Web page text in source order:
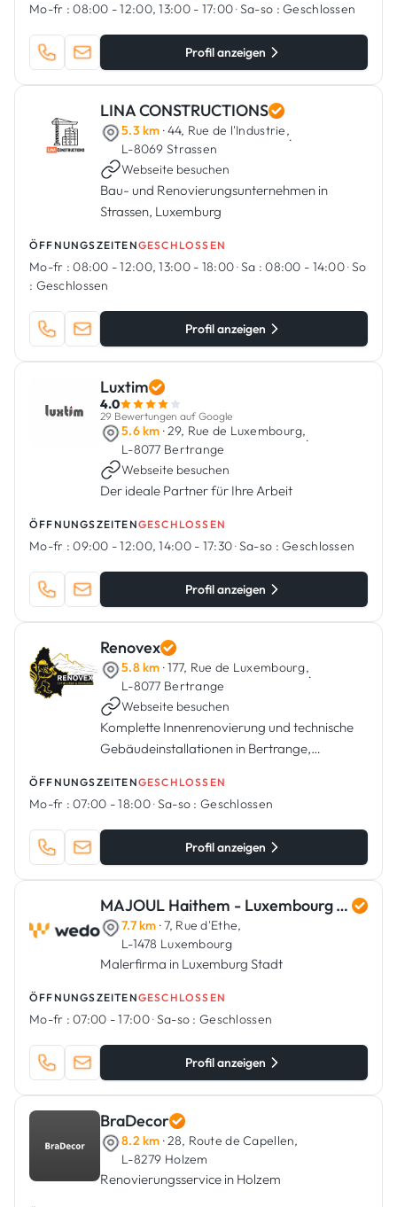
Mo-fr : 08:00 - 12:00, 13:00 - 17:00·Sa-so : Geschlossen
Profil anzeigen
LINA CONSTRUCTIONS
5.3 km · 44, Rue de l'Industrie,
L-8069 Strassen
·
Webseite besuchen
Bau- und Renovierungsunternehmen in
Strassen, Luxemburg
ÖFFNUNGSZEITENGESCHLOSSEN
Mo-fr : 08:00 - 12:00, 13:00 - 18:00·Sa : 08:00 - 14:00·So
: Geschlossen
Profil anzeigen
Luxtim
4.0
29 Bewertungen auf Google
5.6 km · 29, Rue de Luxembourg,
L-8077 Bertrange
·
Webseite besuchen
Der ideale Partner für Ihre Arbeit
ÖFFNUNGSZEITENGESCHLOSSEN
Mo-fr : 09:00 - 12:00, 14:00 - 17:30·Sa-so : Geschlossen
Profil anzeigen
Renovex
5.8 km · 177, Rue de Luxembourg,
L-8077 Bertrange
·
Webseite besuchen
Komplette Innenrenovierung und technische
Gebäudeinstallationen in Bertrange,
ÖFFNUNGSZEITENGESCHLOSSEN
Mo-fr : 07:00 - 18:00·Sa-so : Geschlossen
Profil anzeigen
MAJOUL Haithem - Luxembourg Art Renovation
7.7 km · 7, Rue d'Ethe,
L-1478 Luxembourg
Malerfirma in Luxemburg Stadt
ÖFFNUNGSZEITENGESCHLOSSEN
Mo-fr : 07:00 - 17:00·Sa-so : Geschlossen
Profil anzeigen
BraDecor
8.2 km · 28, Route de Capellen,
L-8279 Holzem
Renovierungsservice in Holzem